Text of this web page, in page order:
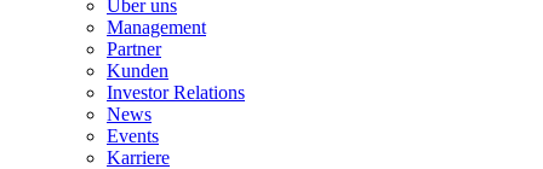
Über uns
Management
Partner
Kunden
Investor Relations
News
Events
Karriere